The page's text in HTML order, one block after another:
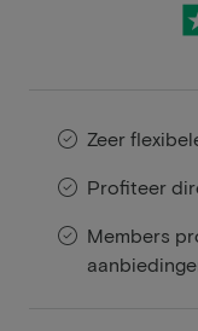
Zeer
Profiteer
Members